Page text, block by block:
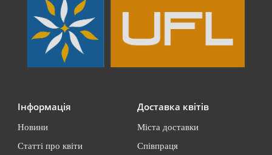
Інформація
Новини
Статті про квіти
Доставка квітів
Міста доставки
Співпраця